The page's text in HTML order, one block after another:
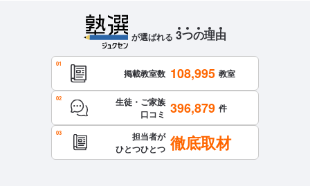
が選ばれる 3つの理由
掲載教室数 108,995 教室
生徒・ご家族
口コミ 396,879 件
担当者が
ひとつひとつ 徹底取材